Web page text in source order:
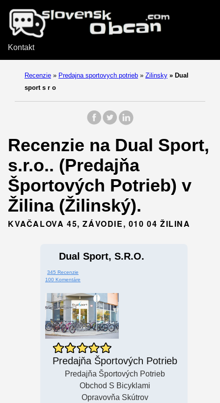
Kontakt
Recenzie » Predajna sportovych potrieb » Zilinsky » Dual
sport s r o
Recenzie na Dual Sport,
s.r.o.. (Predajňa
Športových Potrieb) v
Žilina (Žilinský).
KVAČALOVA 45, ZÁVODIE, 010 04 ŽILINA
Dual Sport, S.r.o.
345 Recenzie
100 Komentáre
Predajňa Športových Potrieb
Predajňa Športových Potrieb
Obchod S Bicyklami
Opravovňa Skútrov